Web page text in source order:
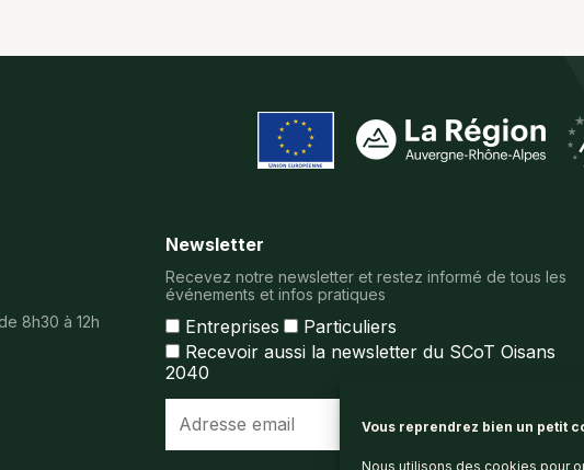
Vous reprendrez bien un petit
Nous utilisons des cookies pour
8h30 à 12h
Newsletter
Recevez notre newsletter et restez informé de tous les
événements et infos pratiques
Entreprises
Particuliers
Recevoir aussi la newsletter du SCoT Oisans
2040